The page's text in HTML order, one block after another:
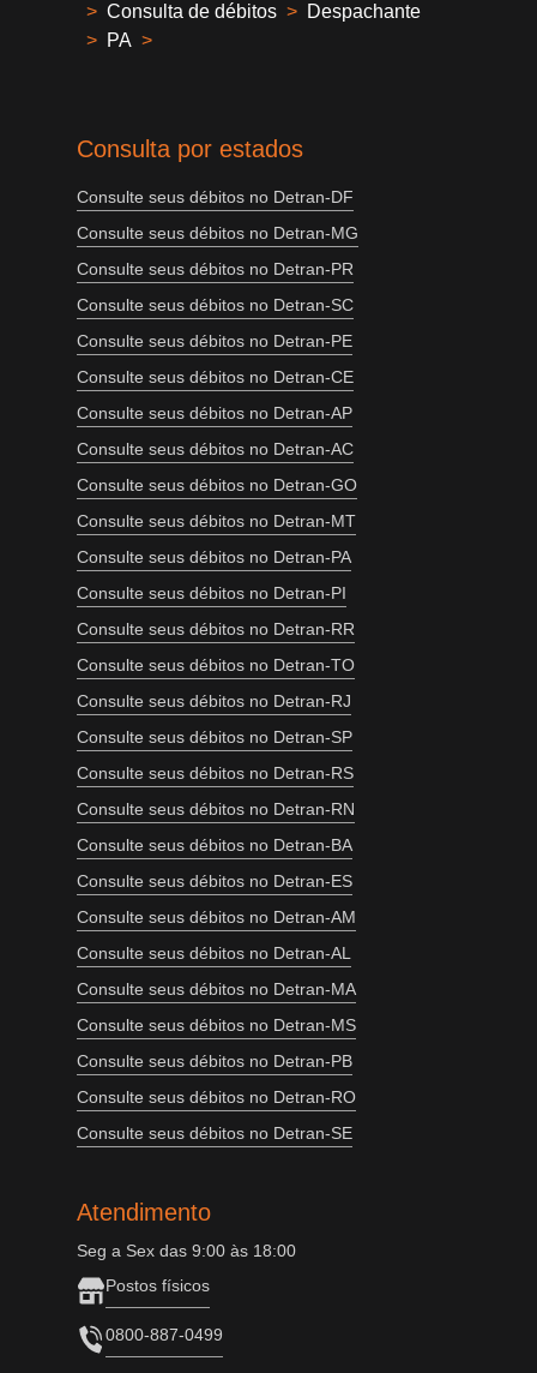
> Consulta de débitos > Despachante
> PA >
Consulta por estados
Consulte seus débitos no Detran-DF
Consulte seus débitos no Detran-MG
Consulte seus débitos no Detran-PR
Consulte seus débitos no Detran-SC
Consulte seus débitos no Detran-PE
Consulte seus débitos no Detran-CE
Consulte seus débitos no Detran-AP
Consulte seus débitos no Detran-AC
Consulte seus débitos no Detran-GO
Consulte seus débitos no Detran-MT
Consulte seus débitos no Detran-PA
Consulte seus débitos no Detran-PI
Consulte seus débitos no Detran-RR
Consulte seus débitos no Detran-TO
Consulte seus débitos no Detran-RJ
Consulte seus débitos no Detran-SP
Consulte seus débitos no Detran-RS
Consulte seus débitos no Detran-RN
Consulte seus débitos no Detran-BA
Consulte seus débitos no Detran-ES
Consulte seus débitos no Detran-AM
Consulte seus débitos no Detran-AL
Consulte seus débitos no Detran-MA
Consulte seus débitos no Detran-MS
Consulte seus débitos no Detran-PB
Consulte seus débitos no Detran-RO
Consulte seus débitos no Detran-SE
Atendimento
Seg a Sex das 9:00 às 18:00
Postos físicos
0800-887-0499